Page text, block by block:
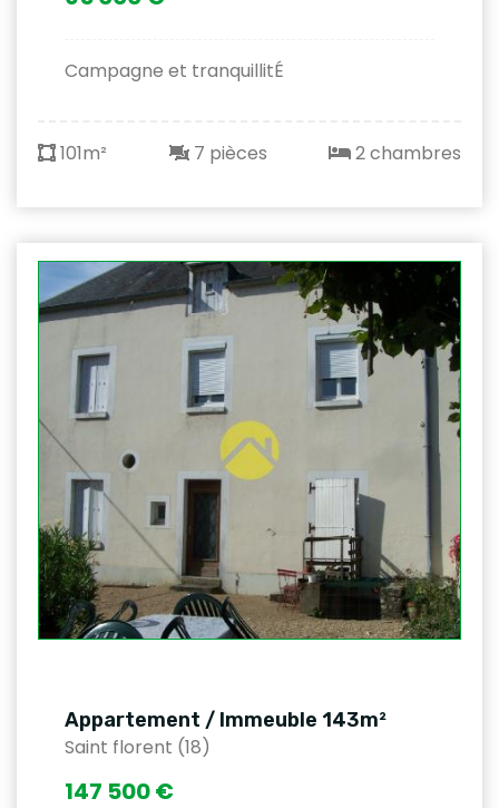
Campagne et tranquillitÉ
101m² 7 pièces 2 chambres
Appartement / Immeuble 143m²
Saint florent (18)
147 500 €